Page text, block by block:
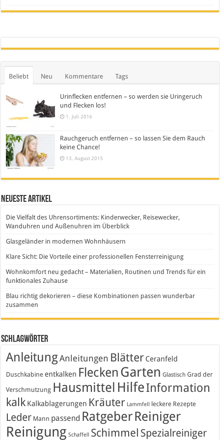
Beliebt Neu Kommentare Tags
Urinflecken entfernen – so werden sie Uringeruch
und Flecken los!
1. Juli 2016
Rauchgeruch entfernen – so lassen Sie dem Rauch
keine Chance!
13. August 2015
Neueste Artikel
Die Vielfalt des Uhrensortiments: Kinderwecker, Reisewecker,
Wanduhren und Außenuhren im Überblick
Glasgeländer in modernen Wohnhäusern
Klare Sicht: Die Vorteile einer professionellen Fensterreinigung
Wohnkomfort neu gedacht – Materialien, Routinen und Trends für ein
funktionales Zuhause
Blau richtig dekorieren – diese Kombinationen passen wunderbar
zusammen
Schlagwörter
AnleitungAnleitungen Blätter Ceranfeld
Duschkabine entkalken Flecken Garten Glastisch Grad der
Verschmutzung Hausmittel HilfeInformation
kalk Kalkablagerungen Kräuter Lammfell leckere Rezepte
Leder Mann passend RatgeberReiniger
Reinigung Schaffell Schimmel Spezialreiniger